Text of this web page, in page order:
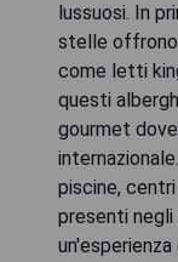
lussuosi. In
stelle
come letti
questi
gourmet
piscine,
presenti